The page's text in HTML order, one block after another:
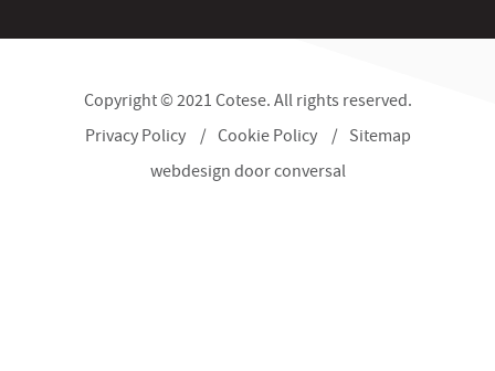
Copyright © 2021 Cotese. All rights reserved.
Privacy Policy
Cookie Policy
Sitemap
webdesigndoor conversal